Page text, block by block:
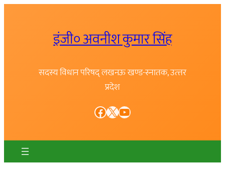
इंजी० अवनीश कुमार सिंह
सदस्य विधान परिषद् लखनऊ खण्ड-स्नातक, उत्त्तर
प्रदेश
Facebook X YouTube